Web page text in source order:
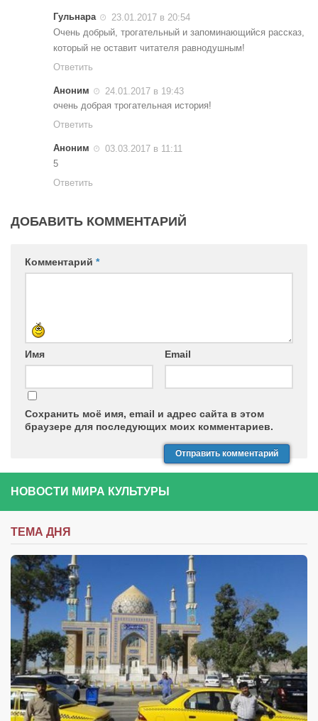
Гульнара
23.01.2017 в 20:54
Очень добрый, трогательный и запоминающийся рассказ,
который не оставит читателя равнодушным!
Ответить
Аноним
24.01.2017 в 19:43
очень добрая трогательная история!
Ответить
Аноним
03.03.2017 в 11:11
5
Ответить
ДОБАВИТЬ КОММЕНТАРИЙ
Комментарий *
Имя Email
Сохранить моё имя, email и адрес сайта в этом
браузере для последующих моих комментариев.
НОВОСТИ МИРА КУЛЬТУРЫ
ТЕМА ДНЯ